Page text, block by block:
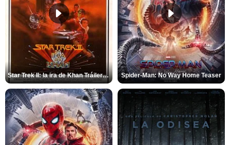
Star Trek II: la ira de Khan Tráiler VO Spider-Man: No Way Home Teaser